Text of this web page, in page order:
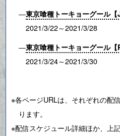
―東京喰種トーキョーグール【
2021/3/22～2021/3/28
―東京喰種トーキョーグール【
2021/3/24～2021/3/30
※各ページURLは、それぞれの配
ります。
※配信スケジュール詳細ほか、上